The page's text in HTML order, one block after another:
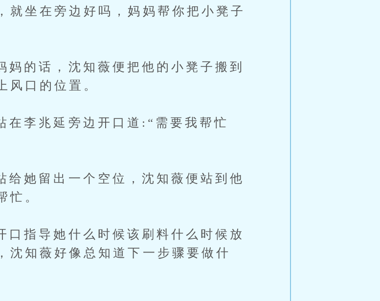
就坐在旁边好吗，妈妈帮你把小凳子
话，沈知薇便把他的小凳子搬到
风口的位置。
兆延旁边开口道:“需要我帮忙
留出一个空位，沈知薇便站到他
忙。
导她什么时候该刷料什么时候放
沈知薇好像总知道下一步骤要做什